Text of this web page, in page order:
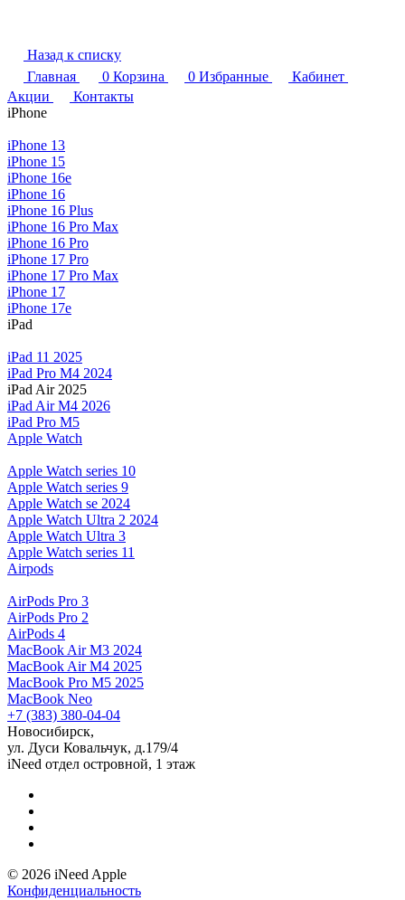
Назад к списку
Главная
0 Корзина 0 Избранные
Кабинет
Акции
Контакты
iPhone
iPhone 13
iPhone 15
iPhone 16e
iPhone 16
iPhone 16 Plus
iPhone 16 Pro Max
iPhone 16 Pro
iPhone 17 Pro
iPhone 17 Pro Max
iPhone 17
iPhone 17e
iPad
iPad 11 2025
iPad Pro M4 2024
iPad Air 2025
iPad Air M4 2026
iPad Pro M5
Apple Watch
Apple Watch series 10
Apple Watch series 9
Apple Watch se 2024
Apple Watch Ultra 2 2024
Apple Watch Ultra 3
Apple Watch series 11
Airpods
AirPods Pro 3
AirPods Pro 2
AirPods 4
MacBook Air M3 2024
MacBook Air M4 2025
MacBook Pro M5 2025
MacBook Neo
+7 (383) 380-04-04
Новосибирск,
ул. Дуси Ковальчук, д.179/4
iNeed отдел островной, 1 этаж
© 2026 iNeed Apple
Конфиденциальность